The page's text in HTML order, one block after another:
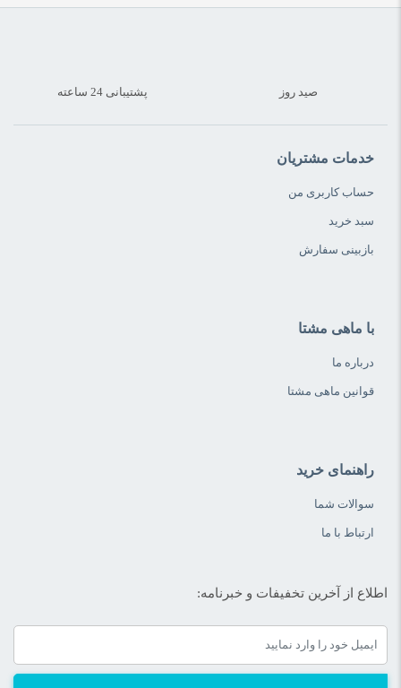
صید روز پشتیبانی 24 ساعته
خدمات مشتریان
حساب کاربری من
سبد خرید
بازبینی سفارش
با ماهی مشتا
درباره ما
قوانین ماهی مشتا
راهنمای خرید
سوالات شما
ارتباط با ما
اطلاع از آخرین تخفیفات و خبرنامه: